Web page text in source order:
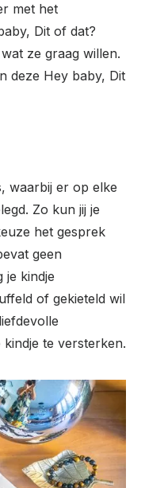
met het
Dit of dat?
ze graag willen.
deze Hey baby, Dit
waarbij er op elke
Zo kun jij je
het gesprek
geen
je kindje
of gekieteld wil
te versterken.